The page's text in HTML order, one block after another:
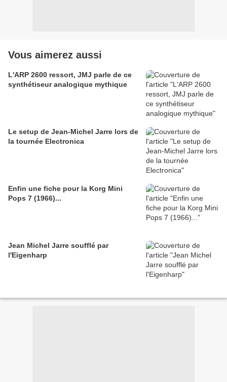
Vous aimerez aussi
L'ARP 2600 ressort, JMJ parle de ce
synthétiseur analogique mythique
Le setup de Jean-Michel Jarre lors de
la tournée Electronica
Enfin une fiche pour la Korg Mini
Pops 7 (1966)...
Jean Michel Jarre soufflé par
l'Eigenharp